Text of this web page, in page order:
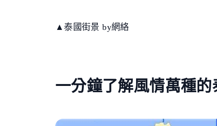
▲泰國街景 by網絡
一分鐘了解風情萬種的